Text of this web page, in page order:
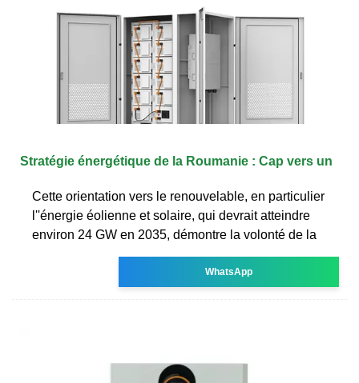
Stratégie énergétique de la Roumanie : Cap vers un
Cette orientation vers le renouvelable, en particulier
l''énergie éolienne et solaire, qui devrait atteindre
environ 24 GW en 2035, démontre la volonté de la
WhatsApp